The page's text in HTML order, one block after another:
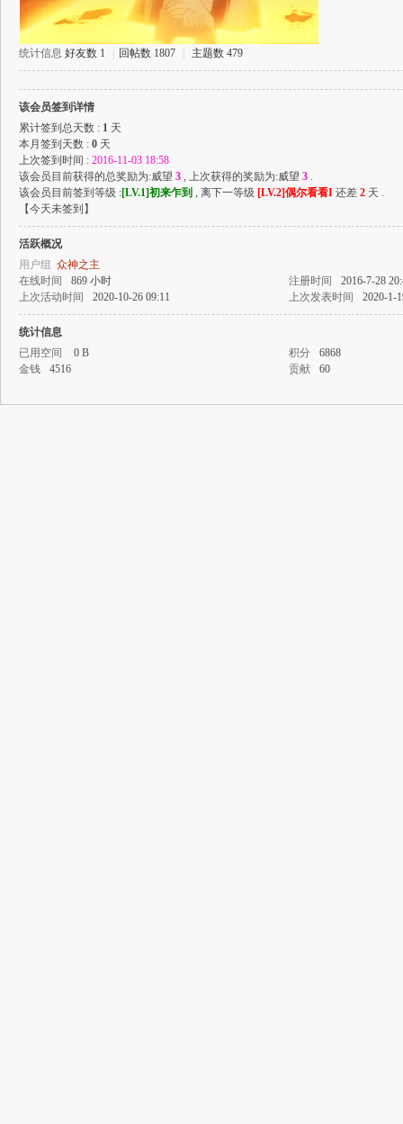
统计信息 好友数 1 回帖数 1807 主题数 479
该会员签到详情
累计签到总天数 : 1 天
本月签到天数 : 0 天
上次签到时间 : 2016-11-03 18:58
该会员目前获得的总奖励为:威望 3 , 上次获得的奖励为:威望 3 .
该会员目前签到等级 :[LV.1]初来乍到 , 离下一等级 [LV.2]偶尔看看I 还差 2 天 .
【今天未签到 】
活跃概况
用户组 众神之主
在线时间
869 小时 注册时间
2016-7-28
上次活动时间
2020-10-26 09:11 上次发表时间 2020-1-
统计信息
已用空间
0 B 积分
6868
金钱
4516 贡献 60